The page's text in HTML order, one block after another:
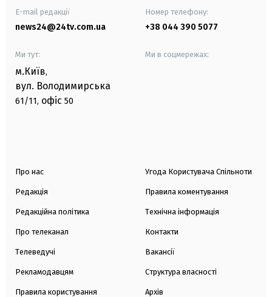
E-mail редакції
news24@24tv.com.ua
Номер телефону:
+38 044 390 5077
Ми тут:
м.Київ,
вул. Володимирська
61/11, офіс 50
Ми в соцмережах:
Про нас
Редакція
Редакційна політика
Про телеканал
Телеведучі
Рекламодавцям
Правила користування
Угода Користувача Спільноти
Правила коментування
Технічна інформація
Контакти
Вакансії
Структура власності
Архів